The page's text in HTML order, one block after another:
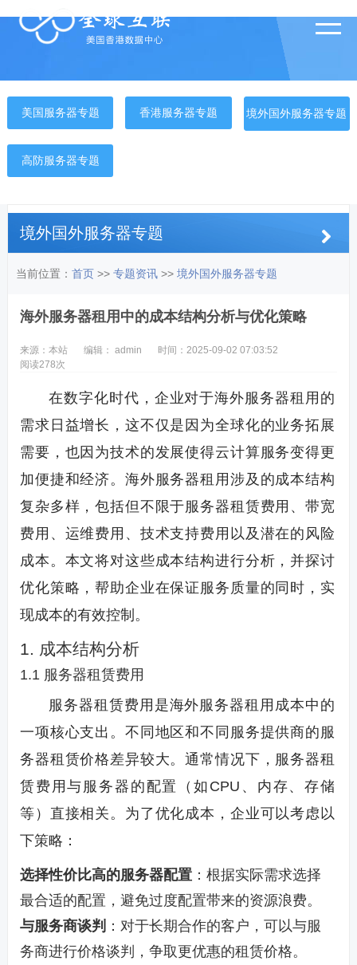
美国服务器专题 香港服务器专题 境外国外服务器专题
高防服务器专题
境外国外服务器专题
当前位置： 首页>> 专题资讯>> 境外国外服务器专题
海外服务器租用中的成本结构分析与优化策略
来源：本站 编辑： admin
时间：2025-09-02 07:03:52
阅读278次
在数字化时代，企业对于海外服务器租用的
需求日益增长，这不仅是因为全球化的业务拓展
需要，也因为技术的发展使得云计算服务变得更
加便捷和经济。海外服务器租用涉及的成本结构
复杂多样，包括但不限于服务器租赁费用、带宽
费用、运维费用、技术支持费用以及潜在的风险
成本。本文将对这些成本结构进行分析，并探讨
优化策略，帮助企业在保证服务质量的同时，实
现成本的有效控制。
1. 成本结构分析
1.1 服务器租赁费用
服务器租赁费用是海外服务器租用成本中的
一项核心支出。不同地区和不同服务提供商的服
务器租赁价格差异较大。通常情况下，服务器租
赁费用与服务器的配置（如CPU、内存、存储
等）直接相关。为了优化成本，企业可以考虑以
下策略：
选择性价比高的服务器配置：根据实际需求选择
最合适的配置，避免过度配置带来的资源浪费。
与服务商谈判 ：对于长期合作的客户，可以与服
务商进行价格谈判，争取更优惠的租赁价格。